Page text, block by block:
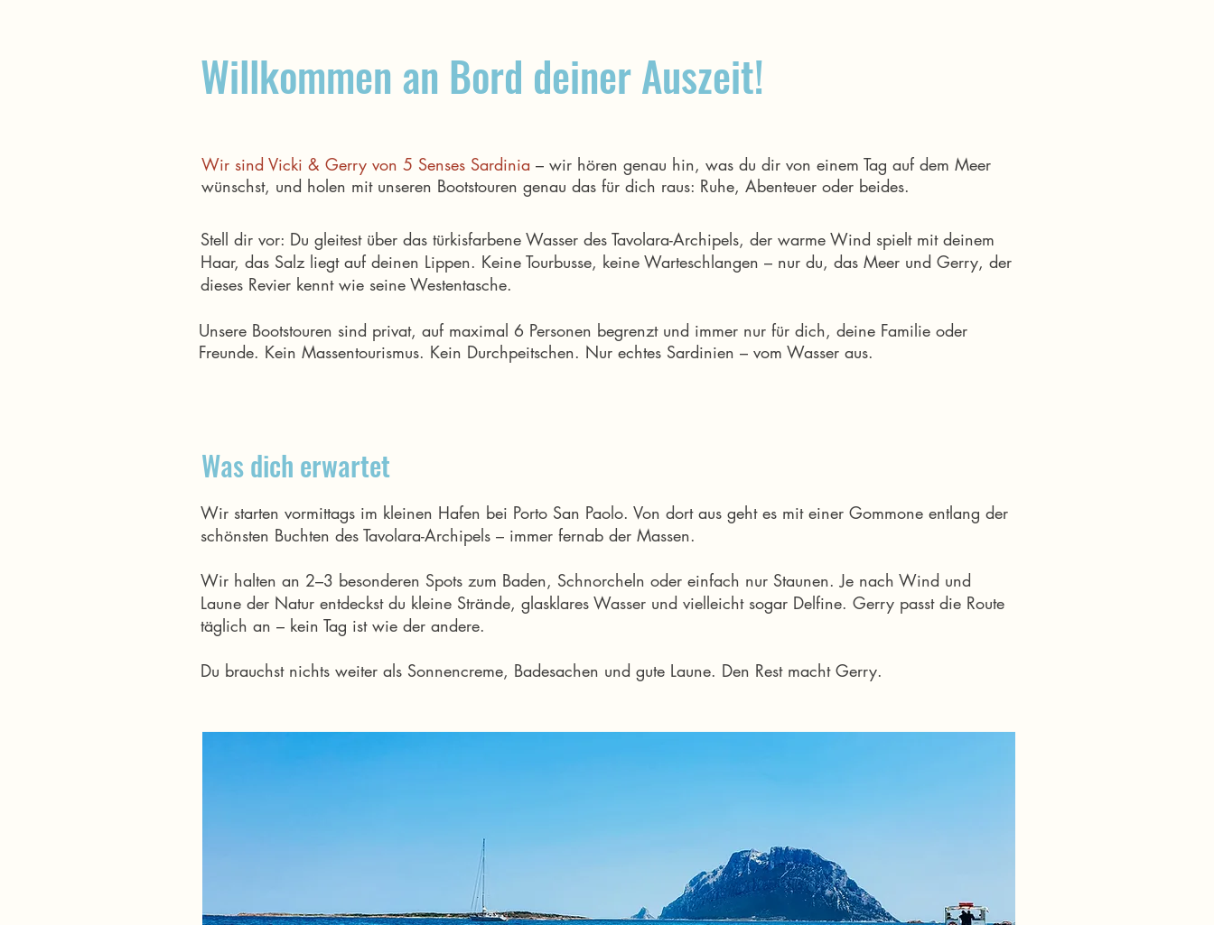
Willkommen an Bord deiner Auszeit!
Wir sind Vicki & Gerry von 5 Senses Sardinia – wir hören genau hin, was du dir von einem Tag auf dem Meer
wünschst, und holen mit unseren Bootstouren genau das für dich raus: Ruhe, Abenteuer oder beides.
Stell dir vor: Du gleitest über das türkisfarbene Wasser des Tavolara-Archipels, der warme Wind spielt mit deinem
Haar, das Salz liegt auf deinen Lippen. Keine Tourbusse, keine Warteschlangen – nur du, das Meer und Gerry, der
dieses Revier kennt wie seine Westentasche.
Unsere Bootstouren sind privat, auf maximal 6 Personen begrenzt und immer nur für dich, deine Familie oder
Freunde. Kein Massentourismus. Kein Durchpeitschen. Nur echtes Sardinien – vom Wasser aus.
Was dich erwartet
Wir starten vormittags im kleinen Hafen bei Porto San Paolo. Von dort aus geht es mit einer Gommone entlang der
schönsten Buchten des Tavolara-Archipels – immer fernab der Massen.
Wir halten an 2–3 besonderen Spots zum Baden, Schnorcheln oder einfach nur Staunen. Je nach Wind und
Laune der Natur entdeckst du kleine Strände, glasklares Wasser und vielleicht sogar Delfine. Gerry passt die Route
täglich an – kein Tag ist wie der andere.
Du brauchst nichts weiter als Sonnencreme, Badesachen und gute Laune. Den Rest macht Gerry.